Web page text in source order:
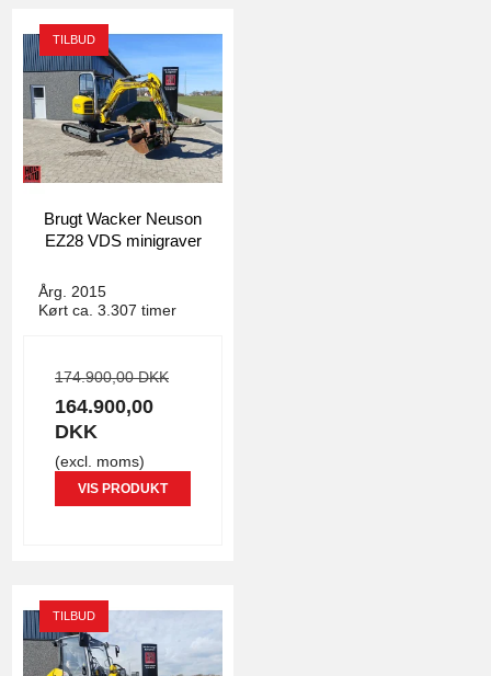
TILBUD
Brugt Wacker Neuson
EZ28 VDS minigraver
Årg. 2015
Kørt ca. 3.307 timer
174.900,00 DKK
164.900,00
DKK
(excl. moms)
VIS PRODUKT
TILBUD